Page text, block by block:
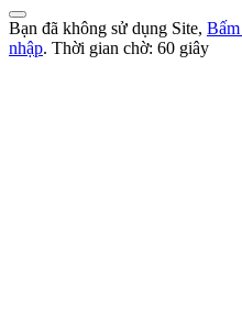
Bạn đã không sử dụng Site,
nhập. Thời gian chờ: 60 giây